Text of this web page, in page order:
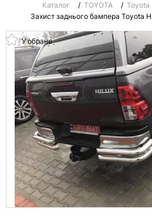
Каталог / TOYOTA / Toyota
Захист заднього бампера Toyota
У обране